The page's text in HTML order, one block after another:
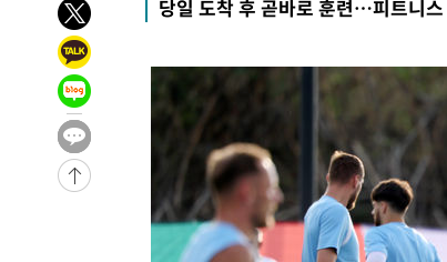
하향수정 (2보)
-9560초 전 >
[속보] 미 사업체, 일자리 7월에 2.3만 개 줄어…실
-5423초 전 >
실천"
-4508초 전 >
이란, "오만과 '중앙 단일 루트' 합의…북쪽 인바운
드는 임시"
1시간 전 >
"낮 기온 소폭 하락"…수도권 폭염중대경보, 폭염경보
1시간 전 >
[속보]이 대통령, '호우피해' 안동·의성 관할 4개 면
1시간 전 >
[단독]중수청 지원 검사들, 정원 초과 시 낮은 계급
낮 최고 37도 찜통더위…곳곳 소나기·강원 많은 비[내
SK하이닉스, 용인·청주 팹에 54조 투자…"AI 메모
당일 도착 후 곧바로 훈련…피트니스